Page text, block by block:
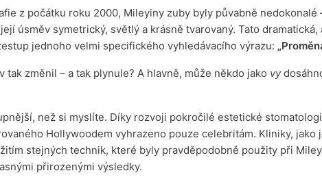
z počátku roku 2000, Mileyiny zuby byly půvabně
úsměv symetrický, světlý a krásně tvarovaný. Tato
jednoho velmi specifického vyhledávacího výrazu:
tak změnil – a tak plynule? A hlavně, může někdo jako vy
než si myslíte. Díky rozvoji pokročilé estetické
Hollywoodem vyhrazeno pouze celebritám. Kliniky, jako
stejných technik, které byly pravděpodobně použity při
přirozenými výsledky.